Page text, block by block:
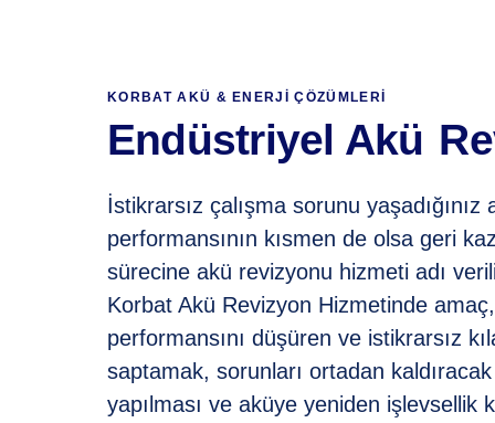
KORBAT AKÜ & ENERJI ÇÖZÜMLERI
Endüstriyel Akü
İstikrarsız çalışma sorunu yaşadığınız
performansının kısmen de olsa geri
sürecine akü revizyonu hizmeti adı
Korbat Akü Revizyon Hizmetinde
performansını düşüren ve istikrarsız
saptamak, sorunları ortadan
yapılması ve aküye yeniden işlevsellik